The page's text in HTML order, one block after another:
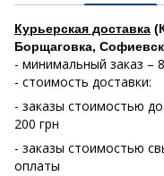
Курьерская доставка
Борщаговка,
- минимальный заказ –
- стоимость доставки:
- заказы стоимостью
200 грн
- заказы стоимостью
оплаты